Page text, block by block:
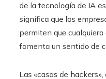
de la tecnología de IA
significa que las
permiten que
fomenta un sentido de
Las «casas de